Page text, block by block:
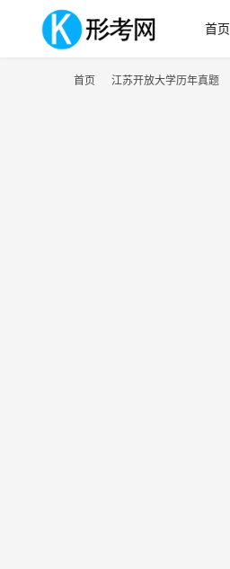
首页
首页 江苏开放大学历年真题